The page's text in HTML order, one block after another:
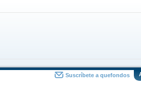
Suscríbete a quefondos